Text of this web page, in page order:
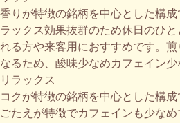
香りが特徴の銘柄を中心とした構
ラックス効果抜群のため休日のひ
れる方や来客用におすすめです。
なるため、酸味少なめカフェイン少
リラックス
コクが特徴の銘柄を中心とした構
ごたえが特徴でカフェインも少な